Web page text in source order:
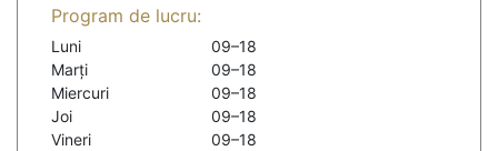
Program de lucru:
Luni
09–18
Marți
09–18
Miercuri
09–18
Joi
09–18
Vineri
09–18